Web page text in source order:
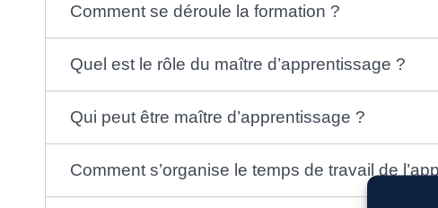
Comment se déroule la formation ?
Quel est le rôle du maître d’apprentissage ?
Qui peut être maître d’apprentissage ?
Comment s’organise le temps de travail de